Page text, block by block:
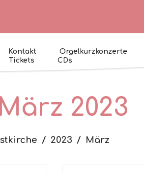
Kontakt Orgelkurzkonzerte
Tickets CDs
März 2023
2023 März